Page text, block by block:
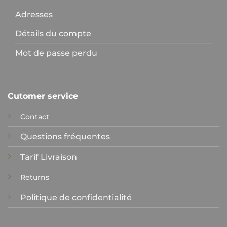
Adresses
Détails du compte
Mot de passe perdu
Cutomer service
Contact
Questions fréquentes
Tarif Livraison
Returns
Politique de confidentialité